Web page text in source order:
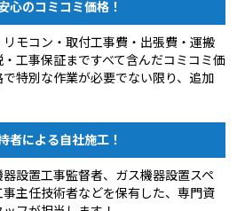
心のコミコミ価格！
モコン・取付工事費・出張費・運搬
工事保証まですべて含んだコミコミ価
特別な作業が必要でない限り、追加
者による自社施工！
設置工事監督者、ガス機器設置スペ
主任技術者などを保有した、専門資